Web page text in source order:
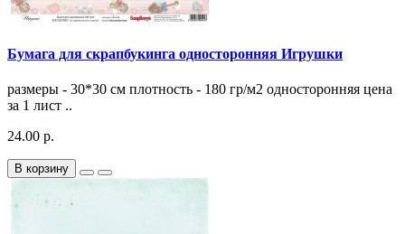
Бумага для скрапбукинга односторонняя Игрушки
размеры - 30*30 см плотность - 180 гр/м2 односторонняя цена
за 1 лист ..
24.00 р.
В корзину